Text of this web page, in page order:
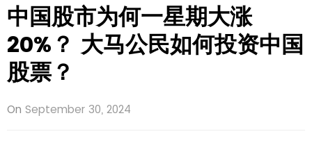
中国股市为何一星期大涨
20%？ 大马公民如何投资中国
股票？
On September 30, 2024